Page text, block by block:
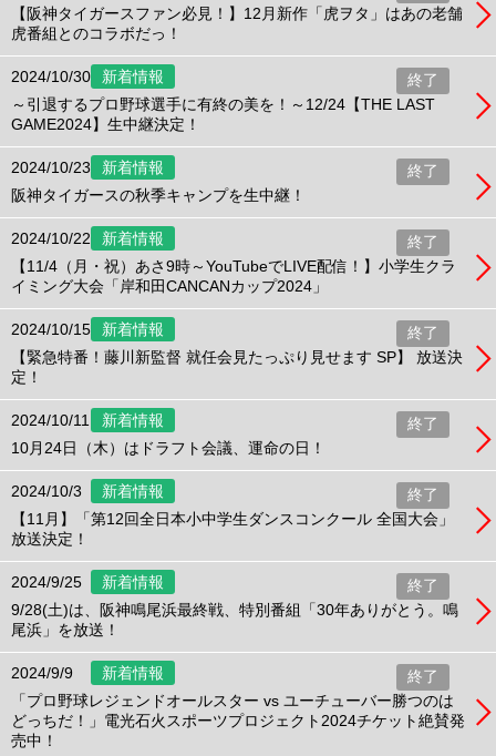
【阪神タイガースファン必見！】12月新作「虎ヲタ」はあの老舗
虎番組とのコラボだっ！
2024/10/30 新着情報
終了
～引退するプロ野球選手に有終の美を！～12/24【THE LAST
GAME2024】生中継決定！
2024/10/23 新着情報
終了
阪神タイガースの秋季キャンプを生中継！
2024/10/22 新着情報
終了
【11/4（月・祝）あさ9時～YouTubeでLIVE配信！】小学生クラ
イミング大会「岸和田CANCANカップ2024」
2024/10/15 新着情報
終了
【緊急特番！藤川新監督 就任会見たっぷり見せます SP】 放送決
定！
2024/10/11 新着情報
終了
10月24日（木）はドラフト会議、運命の日！
2024/10/3 新着情報
終了
【11月】「第12回全日本小中学生ダンスコンクール 全国大会」
放送決定！
2024/9/25 新着情報
終了
9/28(土)は、阪神鳴尾浜最終戦、特別番組「30年ありがとう。鳴
尾浜」を放送！
2024/9/9 新着情報
終了
「プロ野球レジェンドオールスター vs ユーチューバー勝つのは
どっちだ！」電光石火スポーツプロジェクト2024チケット絶賛発
売中！